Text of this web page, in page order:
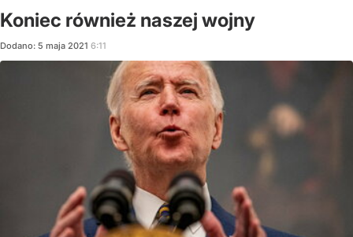
Koniec również naszej wojny
Dodano: 5 maja 2021 6:11